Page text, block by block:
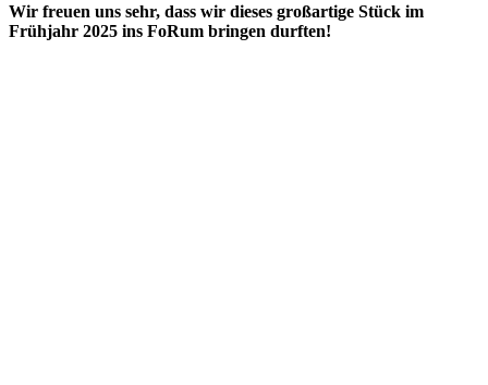
Wir freuen uns sehr, dass wir dieses großartige Stück im
Frühjahr 2025 ins FoRum bringen durften!